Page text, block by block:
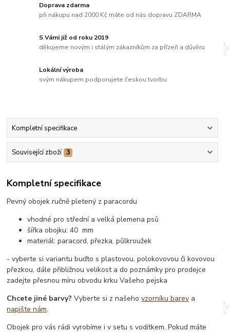
Doprava zdarma
při nákupu nad 2000 Kč máte od nás dopravu ZDARMA
S Vámi již od roku 2019
děkujeme novým i stálým zákazníkům za přízeň a důvěru
Lokální výroba
svým nákupem podporujete českou tvorbu
Kompletní specifikace
Související zboží 3
Kompletní specifikace
Pevný obojek ručně pletený z paracordu
vhodné pro střední a velká plemena psů
šířka obojku: 40 mm
materiál: paracord, přezka, půlkroužek
- vyberte si variantu buďto s plastovou, polokovovou či kovovou
přezkou, dále přibližnou velikost a do poznámky pro prodejce
zadejte přesnou míru obvodu krku Vašeho pejska
Chcete jiné barvy? Vyberte si z našehovzorníku barev a
napište nám.
Obojek pro vás rádi vyrobíme i v setu s vodítkem. Pokud máte